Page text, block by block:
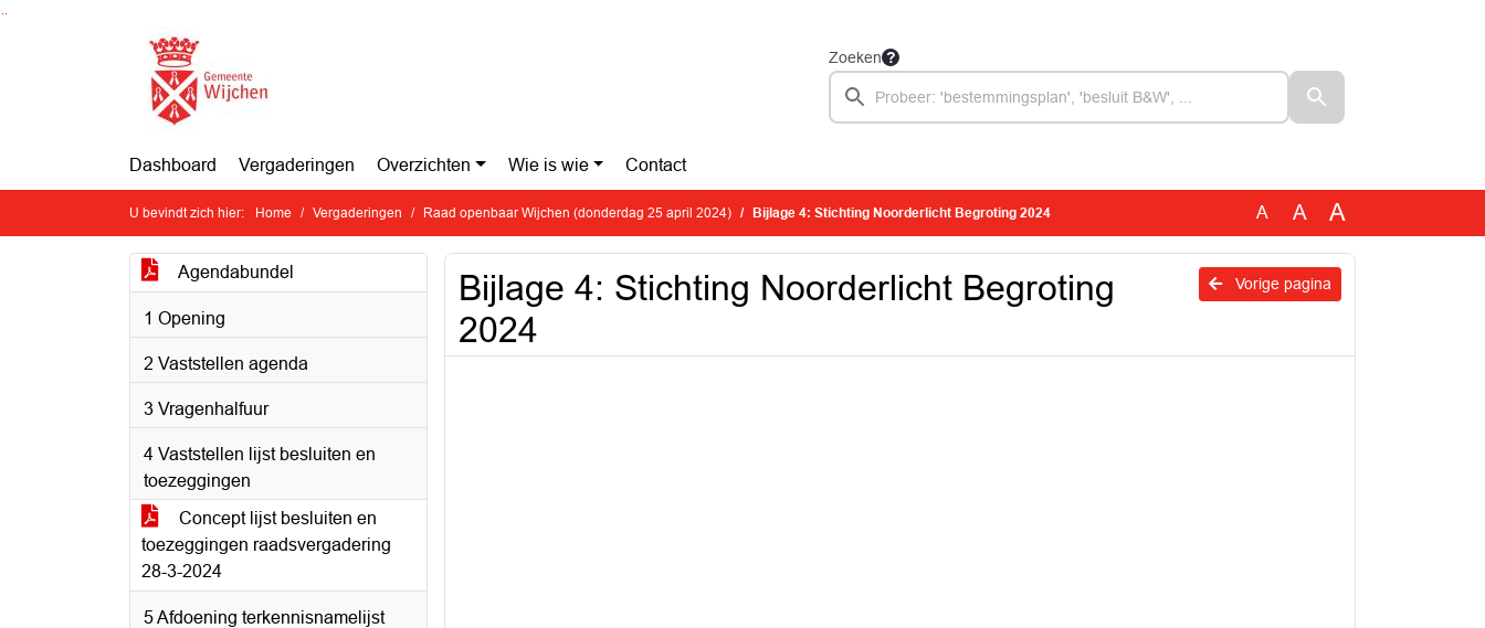
Ga naar de inhoud van deze pagina
Zoeken
Dashboard Vergaderingen Overzichten Wie is wie Contact
U bevindt zich hier: Home Vergaderingen Raad openbaar Wijchen (donderdag 25 april 2024) Bijlage 4: Stichting Noorderlicht Begroting 2024 A A A
Agendabundel
1 Opening
2 Vaststellen agenda
3 Vragenhalfuur
4 Vaststellen lijst besluiten en
toezeggingen
Concept lijst besluiten en
toezeggingen raadsvergadering
28-3-2024
5 Afdoening terkennisnamelijst
Vorige pagina
Bijlage 4: Stichting Noorderlicht Begroting
2024